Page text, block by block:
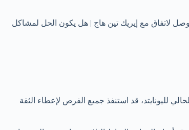
لاتفاق مع إيريك تين هاج | هل يكون الحل لمشاكل
لليونايتد، قد استنفذ جميع الفرص لإعطاء الثقة